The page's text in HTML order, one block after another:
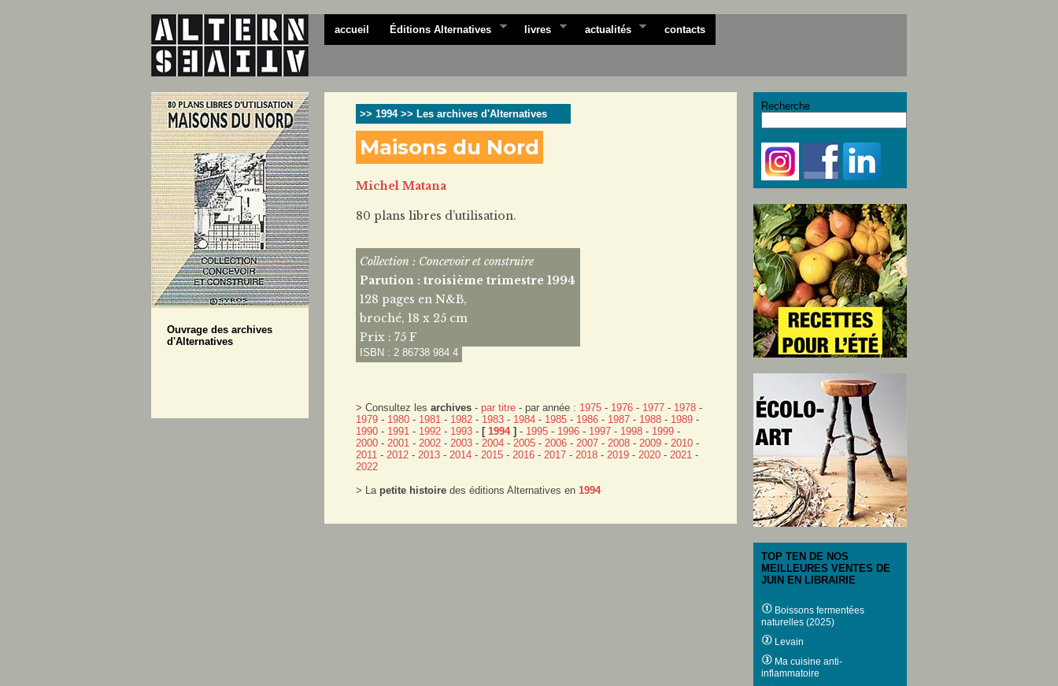
accueil Éditions Alternatives livres actualités contacts
Ouvrage des archives
d'Alternatives
>> 1994 >> Les archives d'Alternatives
Maisons du Nord
Michel Matana
80 plans libres d’utilisation.
Collection : Concevoir et construire
Parution : troisième trimestre 1994
128 pages en N&B,
broché, 18 x 25 cm
Prix : 75 F
ISBN : 2 86738 984 4
> Consultez les archives - par titre - par année : 1975 - 1976 - 1977 - 1978 -
1979 - 1980 - 1981 - 1982 - 1983 - 1984 - 1985 - 1986 - 1987 - 1988 - 1989 -
1990 - 1991 - 1992 - 1993 - [ 1994] - 1995 - 1996 - 1997 - 1998 - 1999 -
2000 - 2001 - 2002 - 2003 - 2004 - 2005 - 2006 - 2007 - 2008 - 2009 - 2010 -
2011 - 2012 - 2013 - 2014 - 2015 - 2016 - 2017 - 2018 - 2019 - 2020 - 2021 -
2022
> La petite histoire des éditions Alternatives en 1994
Recherche
TOP TEN DE NOS
MEILLEURES VENTES DE
JUIN EN LIBRAIRIE
Boissons fermentées
naturelles (2025)
Levain
Ma cuisine anti-
inflammatoire